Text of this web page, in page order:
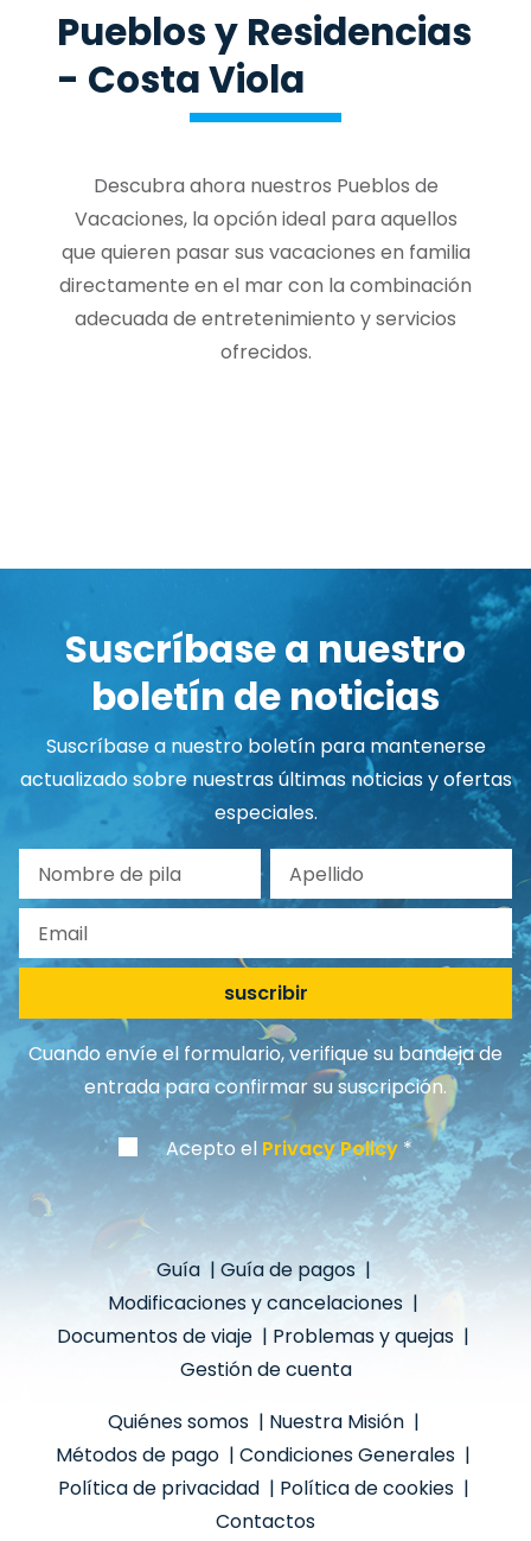
Pueblos y Residencias
- Costa Viola
Descubra ahora nuestros Pueblos de
Vacaciones, la opción ideal para aquellos
que quieren pasar sus vacaciones en familia
directamente en el mar con la combinación
adecuada de entretenimiento y servicios
ofrecidos.
Suscríbase a nuestro
boletín de noticias
Suscríbase a nuestro boletín para mantenerse
actualizado sobre nuestras últimas noticias y ofertas
especiales.
Nombre de pila
suscribir
Cuando envíe el formulario, verifique su bandeja de
entrada para confirmar su suscripción.
Acepto el Privacy Policy
Guía | Guía de pagos |
Modificaciones y cancelaciones |
Documentos de viaje | Problemas y quejas |
Gestión de cuenta
Quiénes somos | Nuestra Misión |
Métodos de pago | Condiciones Generales |
Política de privacidad | Política de cookies |
Contactos